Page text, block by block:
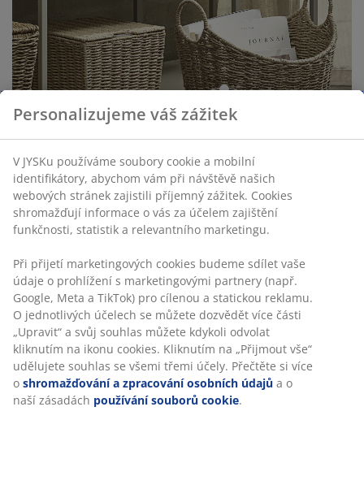
materiál... vlastně úplně všechno," říká Tina.
„Snadno se přenáší, a přitom je hezký. Dá se
použít třeba na deky, které tak budete mít na
gauči vždycky po ruce, na doplňky, jako jsou
rukavice a čepice, nebo na časopisy a noviny."
LEO je 32 cm široký, 42 cm dlouhý a 40 cm
vysoký.
Personalizujeme váš zážitek
V JYSKu používáme soubory cookie a mobilní
identifikátory, abychom vám při návštěvě našich
webových stránek zajistili příjemný zážitek. Cookies
shromažďují informace o vás za účelem zajištění
funkčnosti, statistik a relevantního marketingu.
Při přijetí marketingových cookies budeme sdílet vaše
údaje o prohlížení s marketingovými partnery (např.
Google, Meta a TikTok) pro cílenou a statickou reklamu.
O jednotlivých účelech se můžete dozvědět více části
„Upravit“ a svůj souhlas můžete kdykoli odvolat
kliknutím na ikonu cookies. Kliknutím na „Přijmout vše“
udělujete souhlas se všemi třemi účely. Přečtěte si více
o shromažďování a zpracování osobních údajů a o
naší zásadách používání souborů cookie.